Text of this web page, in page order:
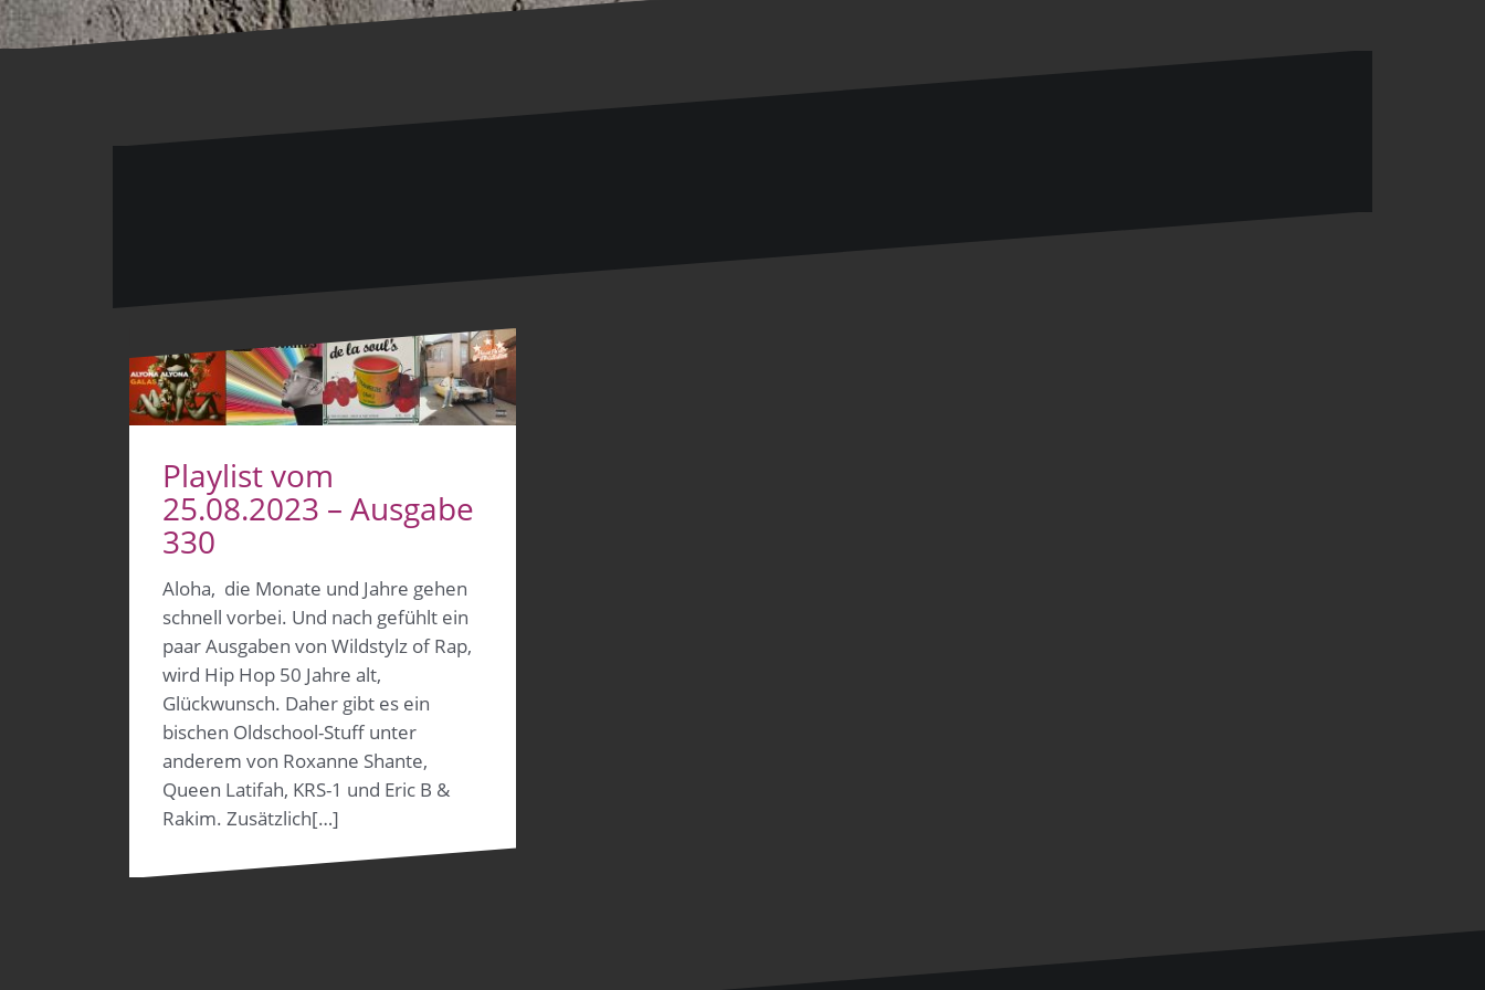
Playlist vom
25.08.2023 – Ausgabe
330
Aloha, die Monate und Jahre gehen
schnell vorbei. Und nach gefühlt ein
paar Ausgaben von Wildstylz of Rap,
wird Hip Hop 50 Jahre alt,
Glückwunsch. Daher gibt es ein
bischen Oldschool-Stuff unter
anderem von Roxanne Shante,
Queen Latifah, KRS-1 und Eric B &
Rakim. Zusätzlich[…]